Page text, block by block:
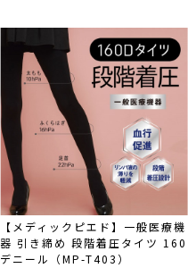
【メディックピエド】一般医療機
器 引き締め 段階着圧タイツ 160
デニール（MP-T403）